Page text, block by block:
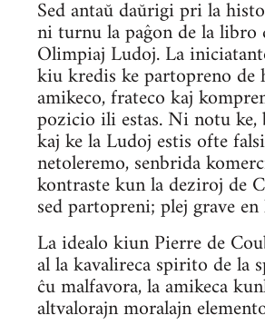
Sed antaŭ daŭrigi pri la
ni turnu la paĝon de la
Olimpiaj Ludoj. La
kiu kredis ke partopreno
amikeco, frateco kaj
pozicio ili estas. Ni notu ke,
kaj ke la Ludoj estis ofte
netoleremo, senbrida
kontraste kun la deziroj de
sed partopreni; plej grave
La idealo kiun Pierre de
al la kavalireca spirito de la
ĉu malfavora, la amikeca
altvalorajn moralajn